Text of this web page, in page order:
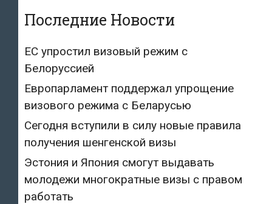
Последние Новости
ЕС упростил визовый режим с
Белоруссией
Европарламент поддержал упрощение
визового режима с Беларусью
Сегодня вступили в силу новые правила
получения шенгенской визы
Эстония и Япония смогут выдавать
молодежи многократные визы с правом
работать